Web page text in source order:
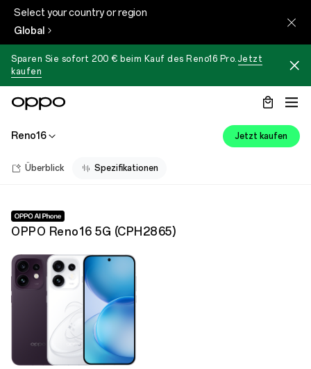
Select your country or region
Global
Sparen Sie sofort 200 € beim Kauf des Reno16 Pro. Jetzt
kaufen
Reno16 Jetzt kaufen
Überblick Spezifikationen
OPPO Reno16 5G (CPH2865)